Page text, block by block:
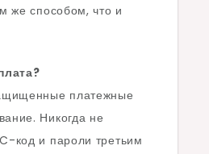
же способом, что и
платежные
Никогда не
код и пароли третьим